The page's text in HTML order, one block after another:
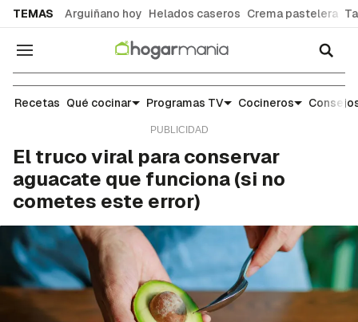
TEMAS Arguiñano hoy Helados caseros Crema pastelera
Navegación
Alimentos: qué son, para qué sirven y cómo
Recetas Qué cocinar Programas TV Cocineros
El truco viral para conservar
aguacate que funciona (si no
cometes este error)